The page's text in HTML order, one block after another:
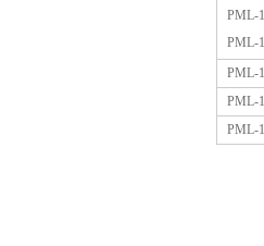
PML-
PML-
PML-
PML-
PML-